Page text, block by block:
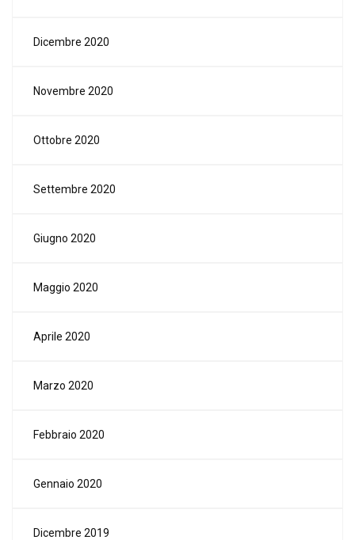
Dicembre 2020
Novembre 2020
Ottobre 2020
Settembre 2020
Giugno 2020
Maggio 2020
Aprile 2020
Marzo 2020
Febbraio 2020
Gennaio 2020
Dicembre 2019